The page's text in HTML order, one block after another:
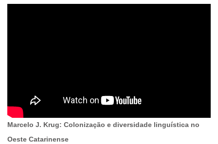
Marcelo J. Krug: Colonização e diversidade linguística no
Oeste Catarinense